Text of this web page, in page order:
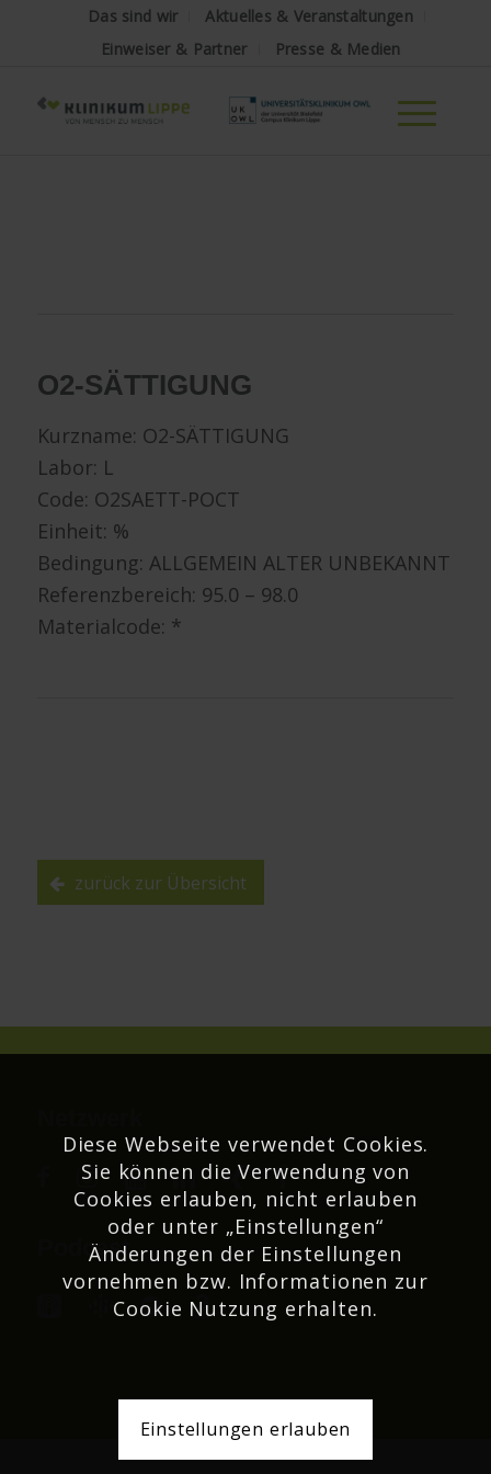
Das sind wir
Aktuelles & Veranstaltungen
Einweiser & Partner
Presse & Medien
O2-SÄTTIGUNG
Kurzname: O2-SÄTTIGUNG
Labor: L
Code: O2SAETT-POCT
Einheit: %
Bedingung: ALLGEMEIN ALTER UNBEKANNT
Referenzbereich: 95.0 – 98.0
Materialcode: *
zurück zur Übersicht
Podcast
Diese Webseite verwendet Cookies.
Sie können die Verwendung von
Cookies erlauben, nicht erlauben
oder unter „Einstellungen“
Änderungen der Einstellungen
vornehmen bzw. Informationen zur
Cookie Nutzung erhalten.
Einstellungen erlauben